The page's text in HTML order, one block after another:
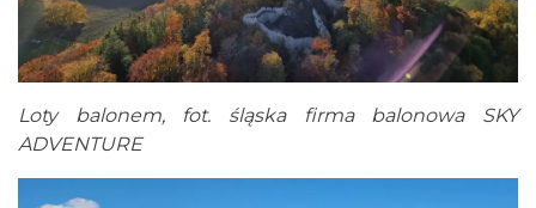
Loty balonem, fot. śląska firma balonowa SKY
ADVENTURE